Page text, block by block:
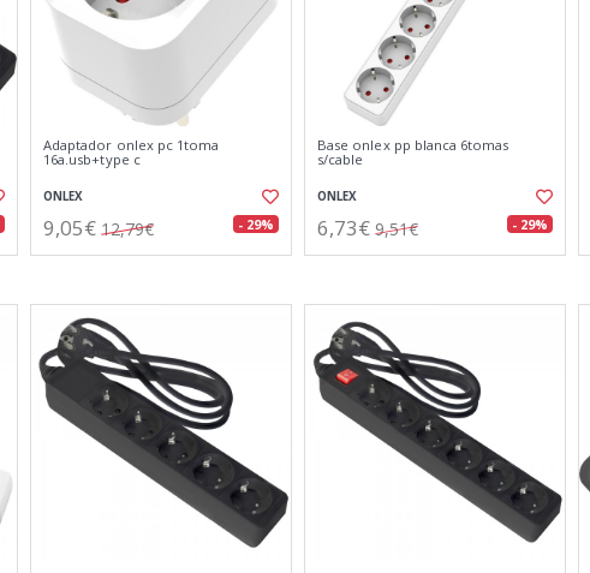
Adaptador onlex pc 1toma
16a.usb+type c
ONLEX
9,05€ 12,79€ - 29%
Base onlex pp blanca 6tomas
s/cable
ONLEX
6,73€ 9,51€ - 29%